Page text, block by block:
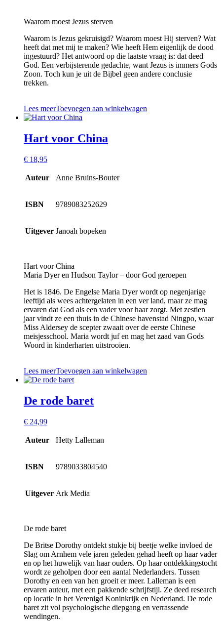
Waarom moest Jezus sterven
Waarom is Jezus gekruisigd? Waarom moest Hij sterven? Wat
heeft dat met mij te maken? Wie heeft Hem eigenlijk de dood
ingestuurd? Het antwoord op die laatste vraag is: dat deed
God. Een verbijsterende gedachte, want Jezus is immers Gods
Zoon. Toch kun je uit de Bijbel geen andere conclusie
trekken.
Lees meerToevoegen aan winkelwagen
Hart voor China
€ 18,95
Auteur Anne Bruins-Bouter
ISBN 9789083252629
Uitgever Janoah bopeken
Hart voor China
Maria Dyer en Hudson Taylor – door God geroepen
Het is 1846. De Engelse Maria Dyer wordt op negenjarige
leeftijd als wees achtergelaten in een ver land, maar ze mag
ervaren dat God als een vader voor haar zorgt. Met zestien
jaar vindt ze een thuis in de Chinese havenstad Ningpo, waar
Miss Aldersey de scepter zwaait over de eerste Chinese
meisjesschool. Maria wordt juf en mag het zaad van Gods
Woord in kinderharten uitstrooien.
Lees meerToevoegen aan winkelwagen
De rode baret
€ 24,99
Auteur Hetty Lalleman
ISBN 9789033804540
Uitgever Ark Media
De rode baret
De Britse Dorothy ontdekt stukje bij beetje welke invloed de
Slag om Arnhem vele jaren geleden gehad heeft op haar vader
en op het huwelijk van haar ouders. Op haar ontdekkingstocht
wordt ze geholpen door een aantal Nederlanders. Tussen
Dorothy en een van hen groeit er meer. Lalleman is een
ervaren auteur, met een pakkende schrijfstijl. Ze deed research
op locatie in het Verenigd Koninkrijk en Nederland. De rode
baret zit vol psychologische diepgang en verrassende
wendingen.